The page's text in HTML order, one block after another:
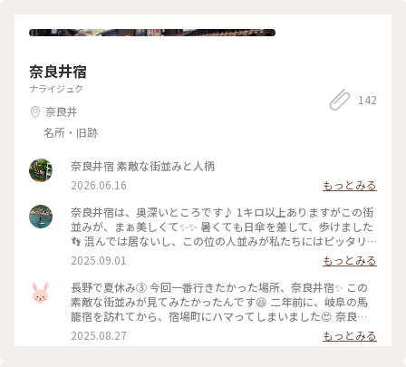
奈良井宿
ナライジュク
奈良井
名所・旧跡
142
奈良井宿 素敵な街並みと人柄
2026.06.16
もっとみる
奈良井宿は、奥深いところです♪ 1キロ以上ありますがこの街
並みが、まぁ美しくて✨✨ 暑くても日傘を差して、歩けました
👣 混んでは居ないし、この位の人並みが私たちにはピッタリ
で。 落ち着いた雰囲気漂う、奈良井宿。 ここに来られて、幸
せです🥹✨ #ゆるり夏時間 #長野県旅 #奈良井宿
2025.09.01
もっとみる
長野で夏休み③ 今回一番行きたかった場所、奈良井宿✨ この
素敵な街並みが見てみたかったんです😆 二年前に、岐阜の馬
籠宿を訪れてから、宿場町にハマってしまいました😍 奈良井
宿は、約1キロ続く古い街並みです✨ 一、二枚目は鎮神社側か
ら。 三、四枚目は奈良井の駅側から撮りました📸 今も昔も、
2025.08.27 もっとみる